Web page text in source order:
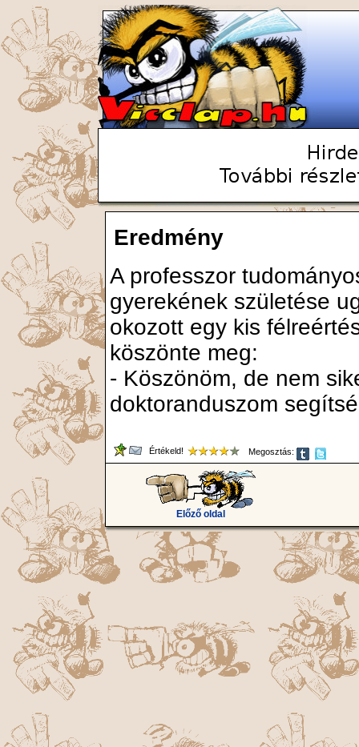
Eredmény
A professzor
gyerekének születése
okozott egy kis
köszönte meg:
- Köszönöm, de nem
doktoranduszom
Értékeld! Megosztás:
Előző oldal